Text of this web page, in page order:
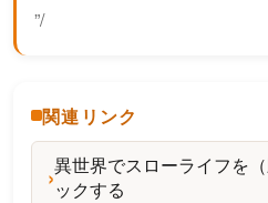
”/
関連リンク
異世界でスローライフを
ックする